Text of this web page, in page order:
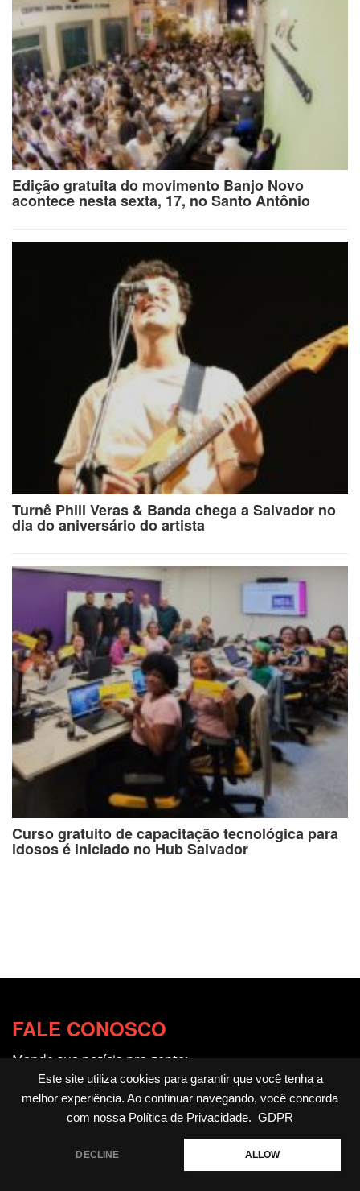
Este site utiliza cookies para garantir que você tenha a
melhor experiência. Ao continuar navegando, você concorda
com nossa Política de Privacidade. GDPR
DECLINE ALLOW
Edição gratuita do movimento Banjo Novo
acontece nesta sexta, 17, no Santo Antônio
Turnê Phill Veras & Banda chega a Salvador no
dia do aniversário do artista
Curso gratuito de capacitação tecnológica para
idosos é iniciado no Hub Salvador
FALE CONOSCO
Mande sua notícia pra gente:
redacao@fotocitando.com.br
Políticas de Privacidade
Fotocitando
Notícias
Cultura & Arte